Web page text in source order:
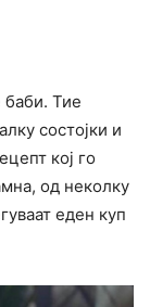
баби. Тие
состојки и
кој го
од неколку
еден куп